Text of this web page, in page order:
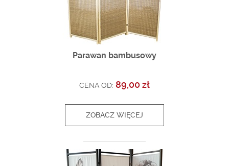
Parawan bambusowy
CENA OD: 89,00 zł
ZOBACZ WIĘCEJ